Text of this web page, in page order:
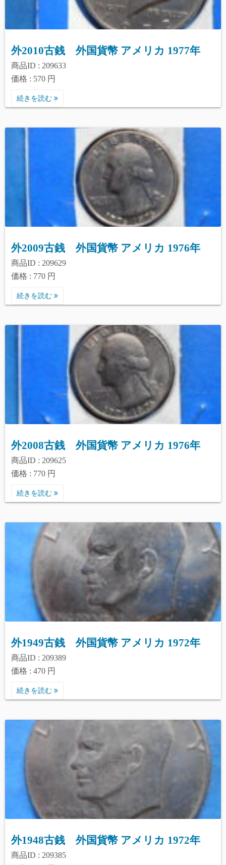
外2010古銭 外国貨幣 アメリカ 1977年
商品ID : 209633
価格 : 570 円
続きを読む
外2009古銭 外国貨幣 アメリカ 1976年
商品ID : 209629
価格 : 770 円
続きを読む
外2008古銭 外国貨幣 アメリカ 1976年
商品ID : 209625
価格 : 770 円
続きを読む
外1949古銭 外国貨幣 アメリカ 1972年
商品ID : 209389
価格 : 470 円
続きを読む
外1948古銭 外国貨幣 アメリカ 1972年
商品ID : 209385